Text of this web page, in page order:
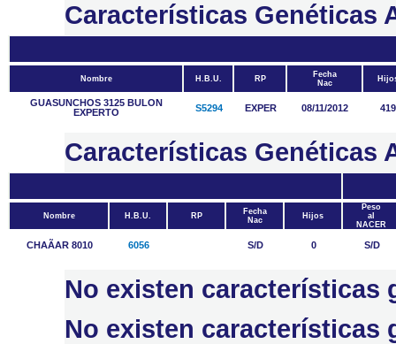
Características Genéticas
Nombre H.B.U. RP
Fecha
Nac
GUASUNCHOS 3125 BULON
EXPERTO
S5294 EXPER 08/11/2012 419
Características Genéticas
Nombre H.B.U. RP
Fecha
Nac
Hijos
Peso
al
NACER
CHAÃAR 8010 6056 S/D 0 S/D
No existen características
No existen características